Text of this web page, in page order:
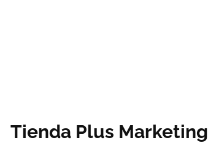
Tienda Plus Marketing